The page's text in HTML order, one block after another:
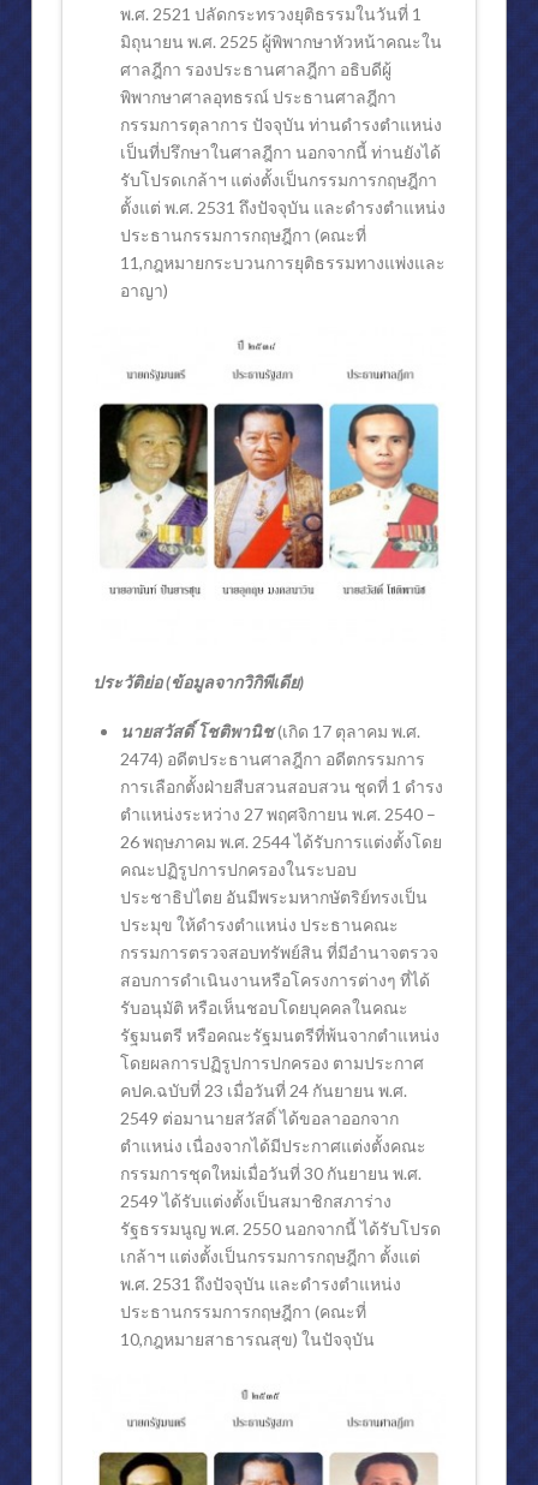
พ.ศ. 2521 ปลัดกระทรวงยุติธรรมในวันที่ 1
มิถุนายน พ.ศ. 2525 ผู้พิพากษาหัวหน้าคณะใน
ศาลฎีกา รองประธานศาลฎีกา อธิบดีผู้
พิพากษาศาลอุทธรณ์ ประธานศาลฎีกา
กรรมการตุลาการ ปัจจุบัน ท่านดำรงตำแหน่ง
เป็นที่ปรึกษาในศาลฎีกา นอกจากนี้ ท่านยังได้
รับโปรดเกล้าฯ แต่งตั้งเป็นกรรมการกฤษฎีกา
ตั้งแต่ พ.ศ. 2531 ถึงปัจจุบัน และดำรงตำแหน่ง
ประธานกรรมการกฤษฎีกา (คณะที่
11,กฎหมายกระบวนการยุติธรรมทางแพ่งและ
อาญา)
ประวัติย่อ (ข้อมูลจากวิกิพีเดีย)
นายสวัสดิ์ โชติพานิช(เกิด 17 ตุลาคม พ.ศ.
2474) อดีตประธานศาลฎีกา อดีตกรรมการ
การเลือกตั้งฝ่ายสืบสวนสอบสวน ชุดที่ 1 ดำรง
ตำแหน่งระหว่าง 27 พฤศจิกายน พ.ศ. 2540 –
26 พฤษภาคม พ.ศ. 2544 ได้รับการแต่งตั้งโดย
คณะปฏิรูปการปกครองในระบอบ
ประชาธิปไตย อันมีพระมหากษัตริย์ทรงเป็น
ประมุข ให้ดำรงตำแหน่ง ประธานคณะ
กรรมการตรวจสอบทรัพย์สิน ที่มีอำนาจตรวจ
สอบการดำเนินงานหรือโครงการต่างๆ ที่ได้
รับอนุมัติ หรือเห็นชอบโดยบุคคลในคณะ
รัฐมนตรี หรือคณะรัฐมนตรีที่พ้นจากตำแหน่ง
โดยผลการปฏิรูปการปกครอง ตามประกาศ
คปค.ฉบับที่ 23 เมื่อวันที่ 24 กันยายน พ.ศ.
2549 ต่อมานายสวัสดิ์ ได้ขอลาออกจาก
ตำแหน่ง เนื่องจากได้มีประกาศแต่งตั้งคณะ
กรรมการชุดใหม่เมื่อวันที่ 30 กันยายน พ.ศ.
2549 ได้รับแต่งตั้งเป็นสมาชิกสภาร่าง
รัฐธรรมนูญ พ.ศ. 2550 นอกจากนี้ ได้รับโปรด
เกล้าฯ แต่งตั้งเป็นกรรมการกฤษฎีกา ตั้งแต่
พ.ศ. 2531 ถึงปัจจุบัน และดำรงตำแหน่ง
ประธานกรรมการกฤษฎีกา (คณะที่
10,กฎหมายสาธารณสุข) ในปัจจุบัน